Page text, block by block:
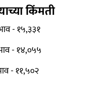
किंमती
- १५,३३१
- १४,०५५
- ११,५०२